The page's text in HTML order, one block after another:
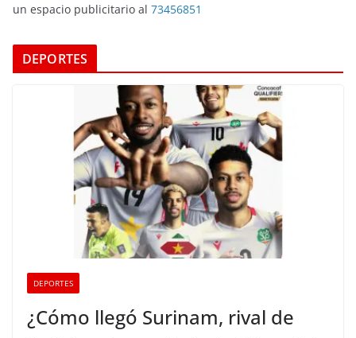
un espacio publicitario al 73456851
DEPORTES
DEPORTES
¿Cómo llegó Surinam, rival de